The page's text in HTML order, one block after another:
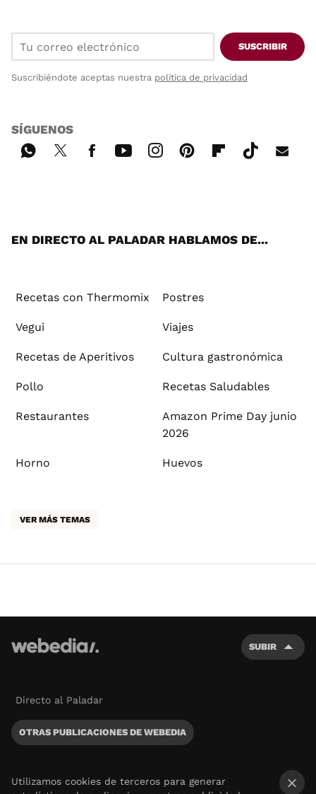
SUSCRIBIR
Suscribiéndote aceptas nuestra política de privacidad
SÍGUENOS
EN DIRECTO AL PALADAR HABLAMOS DE...
Recetas con Thermomix Postres
Vegui Viajes
Recetas de Aperitivos Cultura gastronómica
Pollo Recetas Saludables
Restaurantes
Amazon Prime Day junio
2026
Horno Huevos
VER MÁS TEMAS
SUBIR
Directo al Paladar
OTRAS PUBLICACIONES DE WEBEDIA
Utilizamos cookies de terceros para generar